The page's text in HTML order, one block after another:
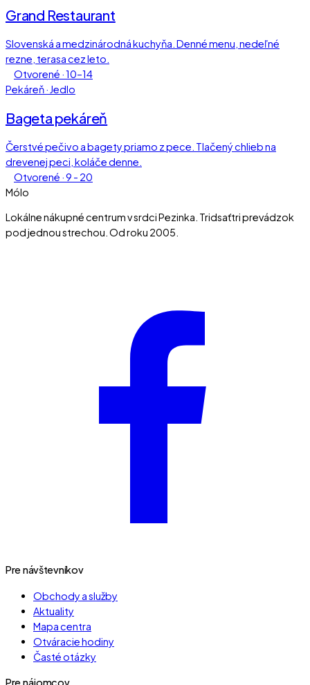
Grand Restaurant
Slovenská a medzinárodná kuchyňa. Denné menu, nedeľné
rezne, terasa cez leto.
Otvorené · 10–14
Pekáreň · Jedlo
Bageta pekáreň
Čerstvé pečivo a bagety priamo z pece. Tlačený chlieb na
drevenej peci, koláče denne.
Otvorené · 9 - 20
Mólo
Lokálne nákupné centrum v srdci Pezinka. Tridsaťtri prevádzok
pod jednou strechou. Od roku 2005.
Pre návštevníkov
Obchody a služby
Aktuality
Mapa centra
Otváracie hodiny
Časté otázky